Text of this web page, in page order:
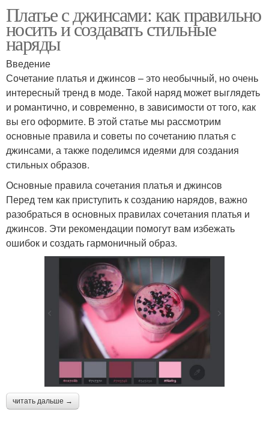
Платье с джинсами: как правильно
носить и создавать стильные
наряды
Введение
Сочетание платья и джинсов – это необычный, но очень
интересный тренд в моде. Такой наряд может выглядеть
и романтично, и современно, в зависимости от того, как
вы его оформите. В этой статье мы рассмотрим
основные правила и советы по сочетанию платья с
джинсами, а также поделимся идеями для создания
стильных образов.
Основные правила сочетания платья и джинсов
Перед тем как приступить к созданию нарядов, важно
разобраться в основных правилах сочетания платья и
джинсов. Эти рекомендации помогут вам избежать
ошибок и создать гармоничный образ.
читать дальше →